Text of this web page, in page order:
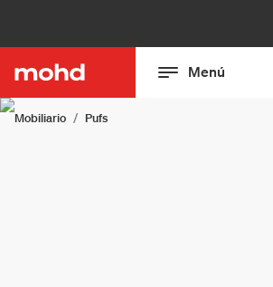
Menú
Mobiliario Pufs